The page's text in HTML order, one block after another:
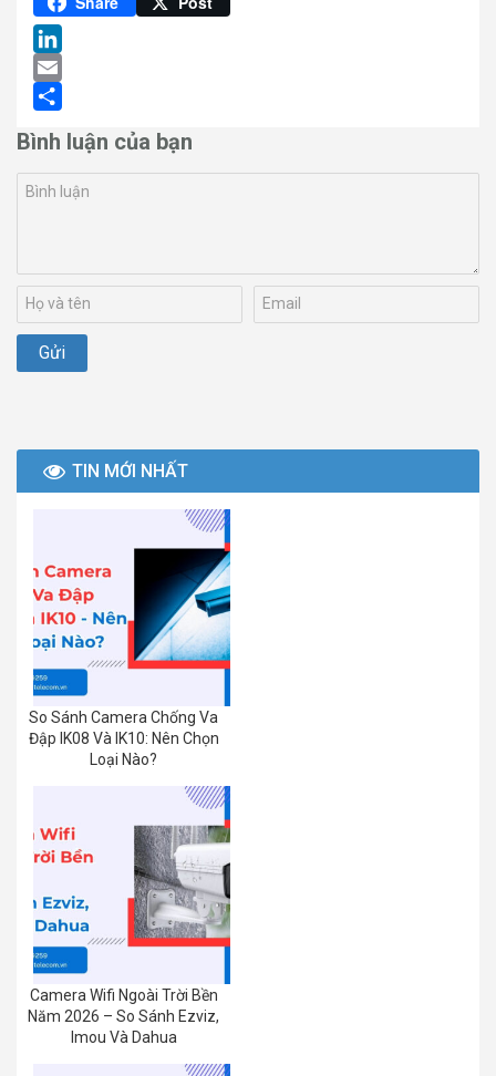
LinkedIn
Email
Bình luận của bạn
TIN MỚI NHẤT
So Sánh Camera Chống Va
Đập IK08 Và IK10: Nên Chọn
Loại Nào?
Camera Wifi Ngoài Trời Bền
Năm 2026 – So Sánh Ezviz,
Imou Và Dahua